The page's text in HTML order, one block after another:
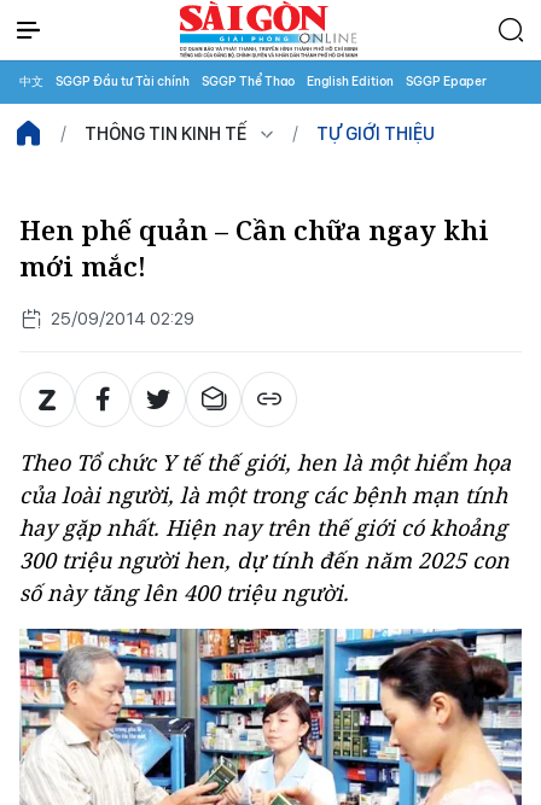
中文 SGGP Đầu tư Tài chính SGGP Thể Thao English Edition SGGP Epaper
THÔNG TIN KINH TẾ TỰ GIỚI THIỆU
Hen phế quản – Cần chữa ngay khi
mới mắc!
25/09/2014 02:29
Theo Tổ chức Y tế thế giới, hen là một hiểm họa
của loài người, là một trong các bệnh mạn tính
hay gặp nhất. Hiện nay trên thế giới có khoảng
300 triệu người hen, dự tính đến năm 2025 con
số này tăng lên 400 triệu người.